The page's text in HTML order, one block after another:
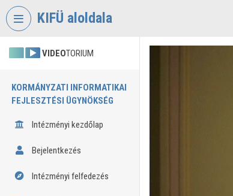
Fejléc kihagyása
KIFÜ aloldala
VIDEOTORIUM
KORMÁNYZATI INFORMATIKAI
FEJLESZTÉSI ÜGYNÖKSÉG
Intézményi kezdőlap
Bejelentkezés
Intézményi felfedezés